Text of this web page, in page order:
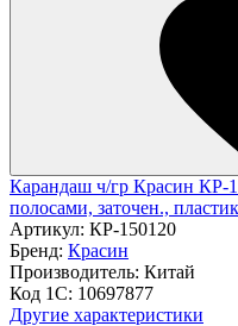
Карандаш ч/гр Красин
полосами, заточен.,
Артикул: КР-150120
Бренд: Красин
Производитель: Китай
Код 1С: 10697877
Другие характеристики